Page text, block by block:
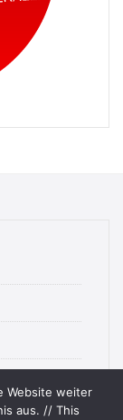
Website weiter
aus. // This